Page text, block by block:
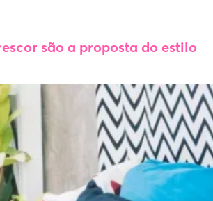
são a proposta do estilo